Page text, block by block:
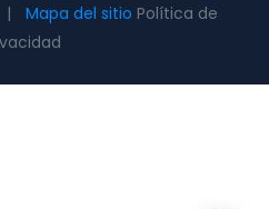
| Mapa del sitio Política de